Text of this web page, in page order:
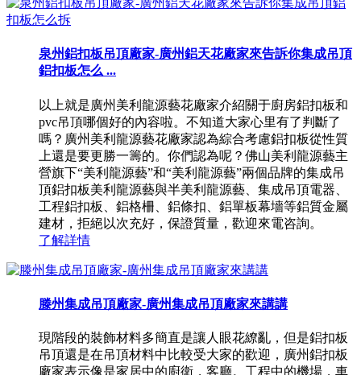
泉州鋁扣板吊頂廠家-廣州鋁天花廠家來告訴你集成吊頂
鋁扣板怎么 ...
以上就是廣州美利龍源藝花廠家介紹關于廚房鋁扣板和
pvc吊頂哪個好的內容啦。不知道大家心里有了判斷了
嗎？廣州美利龍源藝花廠家認為綜合考慮鋁扣板從性質
上還是要更勝一籌的。你們認為呢？佛山美利龍源藝主
營旗下“美利龍源藝”和“美利龍源藝”兩個品牌的集成吊
頂鋁扣板美利龍源藝與半美利龍源藝、集成吊頂電器、
工程鋁扣板、鋁格柵、鋁條扣、鋁單板幕墻等鋁質金屬
建材，拒絕以次充好，保證質量，歡迎來電咨詢。
了解詳情
滕州集成吊頂廠家-廣州集成吊頂廠家來講講
現階段的裝飾材料多簡直是讓人眼花繚亂，但是鋁扣板
吊頂還是在吊頂材料中比較受大家的歡迎，廣州鋁扣板
廠家表示像是家居中的廚衛，客廳。工程中的機場，車